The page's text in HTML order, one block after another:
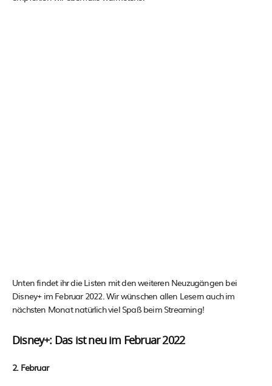
Unten findet ihr die Listen mit den weiteren Neuzugängen bei
Disney+ im Februar 2022. Wir wünschen allen Lesern auch im
nächsten Monat natürlich viel Spaß beim Streaming!
Disney+: Das ist neu im Februar 2022
2. Februar